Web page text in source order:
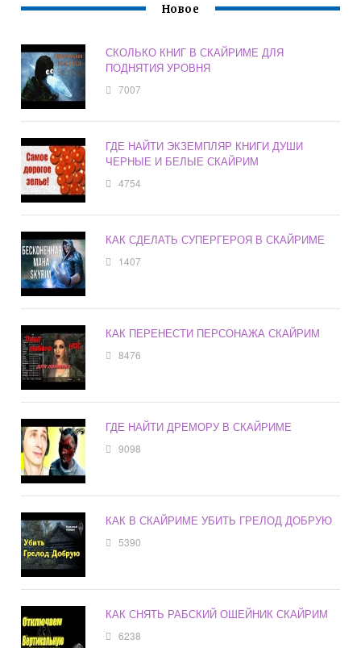
Новое
СКОЛЬКО КНИГ В СКАЙРИМЕ ДЛЯ
ПОДНЯТИЯ УРОВНЯ
7007
ГДЕ НАЙТИ ЭКЗЕМПЛЯР КНИГИ ДУШИ
ЧЕРНЫЕ И БЕЛЫЕ СКАЙРИМ
4754
КАК СДЕЛАТЬ СУПЕРГЕРОЯ В СКАЙРИМЕ
1407
КАК ПЕРЕНЕСТИ ПЕРСОНАЖА СКАЙРИМ
8476
ГДЕ НАЙТИ ДРЕМОРУ В СКАЙРИМЕ
9098
КАК В СКАЙРИМЕ УБИТЬ ГРЕЛОД ДОБРУЮ
5390
КАК СНЯТЬ РАБСКИЙ ОШЕЙНИК СКАЙРИМ
6238